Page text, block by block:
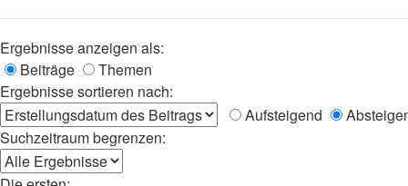
Ergebnisse anzeigen als:
Beiträge
Themen
Ergebnisse sortieren nach:
Aufsteigend
Suchzeitraum begrenzen: